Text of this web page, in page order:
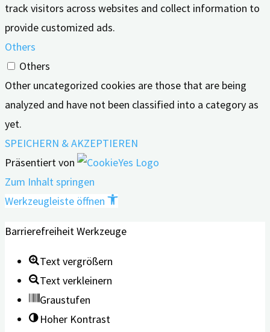
track visitors across websites and collect information to
provide customized ads.
Others
Others
Other uncategorized cookies are those that are being
analyzed and have not been classified into a category as
yet.
SPEICHERN & AKZEPTIEREN
Präsentiert von
Zum Inhalt springen
Werkzeugleiste öffnen
Barrierefreiheit Werkzeuge
Text vergrößern
Text verkleinern
Graustufen
Hoher Kontrast